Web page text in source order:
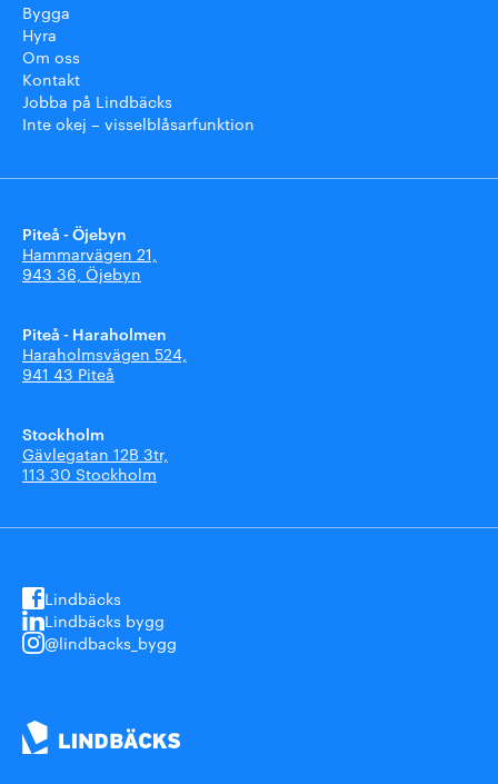
Bygga
Hyra
Om oss
Kontakt
Jobba på Lindbäcks
Inte okej – visselblåsarfunktion
Piteå - Öjebyn
Hammarvägen 21,
943 36, Öjebyn
Piteå - Haraholmen
Haraholmsvägen 524,
941 43 Piteå
Stockholm
Gävlegatan 12B 3tr,
113 30 Stockholm
Lindbäcks
Lindbäcks bygg
@lindbacks_bygg